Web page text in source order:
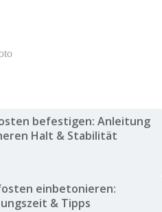
befestigen: Anleitung
Halt & Stabilität
einbetonieren:
& Tipps